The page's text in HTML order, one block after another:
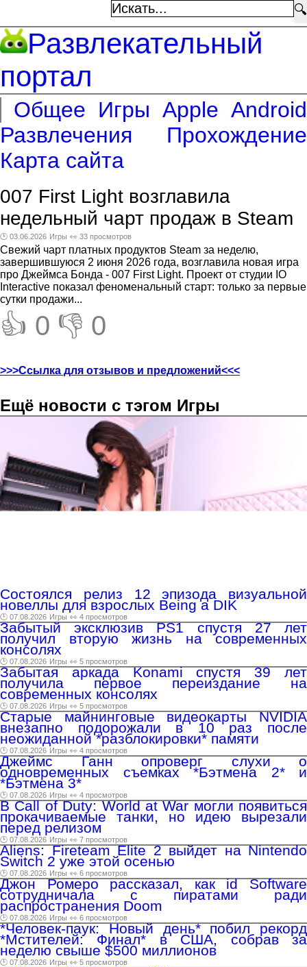
🔍
Развлекательный
портал
Общее Игры Apple Android
Развлечения
Прохождение
Карта сайта
007 First Light возглавила
недельный чарт продаж в Steam
🕑 03.06.2026 Игры 👀 33 просмотров
Свежий чарт платных продуктов Steam за неделю,
завершившуюся 2 июня 2026 года, возглавила новая игра
про Джеймса Бонда - 007 First Light. Проект от студии IO
Interactive показал феноменальный старт: только за первые
сутки продажи...
👍 0 👎 0
>>>Ссылка для отзывов и предложений<<<
Ещё новости с тэгом Игры
Состоялся релиз 12 эпизода визуальной
новеллы для взрослых Being a DIK
🕑 07.08.2026 Игры 👀 4 просмотров
Забытый эксклюзив PS1 спустя 27 лет
получил вторую жизнь на современных
консолях
🕑 07.08.2026 Игры 👀 5 просмотров
Забытая аркада Konami спустя 39 лет
получила первое переиздание на
современных консолях
🕑 07.08.2026 Игры 👀 5 просмотров
Старые майнинговые видеокарты NVIDIA
внезапно подорожали в 10 раз после
неожиданной *разблокировки* памяти
🕑 07.08.2026 Игры 👀 4 просмотров
Джеймс Ганн опроверг слухи о
одновременных съемках *Бэтмена 2* и
*Бэтмена 3*
🕑 07.08.2026 Игры 👀 4 просмотров
В Call of Duty: World at War могли появиться
прокачиваемые танки, но идею вырезали
перед релизом
🕑 07.08.2026 Игры 👀 7 просмотров
Aliens: Fireteam Elite 2 выйдет на Nintendo
Switch 2 уже этой осенью
🕑 07.08.2026 Игры 👀 6 просмотров
Джон Ромеро рассказал, как id Software
сотрудничала с пиратами ради
распространения Doom
🕑 07.08.2026 Игры 👀 6 просмотров
*Человек-паук: Новый день* побил рекорд
*Мстителей: Финал* в США, собрав за
неделю свыше $500 миллионов
🕑 07.08.2026 Игры 👀 5 просмотров